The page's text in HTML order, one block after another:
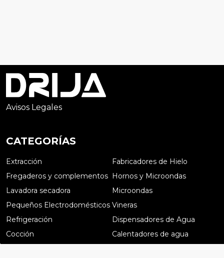
Avisos Legales
CATEGORÍAS
Extracción
Fabricadores de Hielo
Fregaderos y complementos Hornos y Microondas
Lavadora secadora
Microondas
Pequeños Electrodomésticos Vineras
Refrigeración
Dispensadores de Agua
Cocción
Calentadores de agua